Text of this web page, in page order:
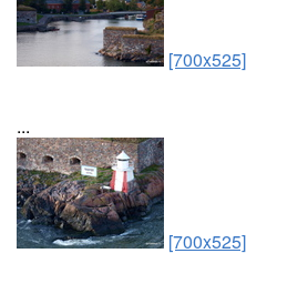
[700x525]
...
[700x525]